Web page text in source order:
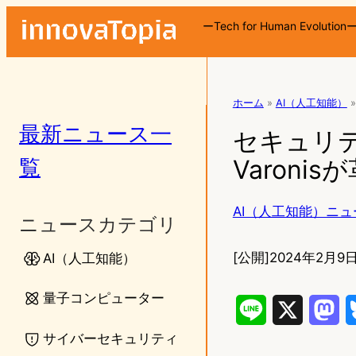
ーTech for Human Evolution
最新ニュース一
覧
ニュースカテゴリ
AI（人工知能）
量子コンピューター
サイバーセキュリティ
ホーム » AI（人工知能） »
セキュリ
Varonisが
AI（人工知能）ニュ
[公開]2024年2月9